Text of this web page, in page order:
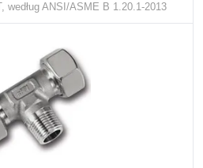
według ANSI/ASME B 1.20.1-2013